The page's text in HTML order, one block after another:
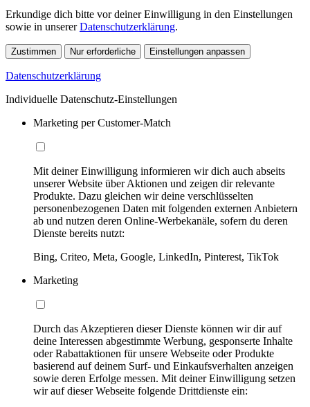
Erkundige dich bitte vor deiner Einwilligung in den Einstellungen
sowie in unsererDatenschutzerklärung.
Zustimmen Nur erforderliche Einstellungen anpassen
Datenschutzerklärung
Individuelle Datenschutz-Einstellungen
Marketing per Customer-Match
Mit deiner Einwilligung informieren wir dich auch abseits
unserer Website über Aktionen und zeigen dir relevante
Produkte. Dazu gleichen wir deine verschlüsselten
personenbezogenen Daten mit folgenden externen Anbietern
ab und nutzen deren Online-Werbekanäle, sofern du deren
Dienste bereits nutzt:
Bing, Criteo, Meta, Google, LinkedIn, Pinterest, TikTok
Marketing
Durch das Akzeptieren dieser Dienste können wir dir auf
deine Interessen abgestimmte Werbung, gesponserte Inhalte
oder Rabattaktionen für unsere Webseite oder Produkte
basierend auf deinem Surf- und Einkaufsverhalten anzeigen
sowie deren Erfolge messen. Mit deiner Einwilligung setzen
wir auf dieser Webseite folgende Drittdienste ein: